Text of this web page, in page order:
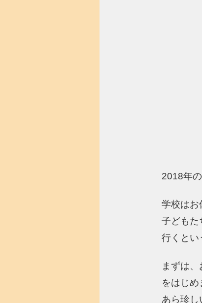
2018年
学校はお
子どもた
行くとい
まずは
をはじめ
あら珍し